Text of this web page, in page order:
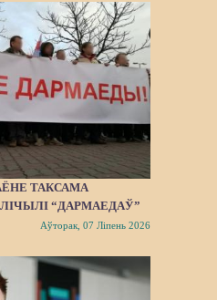
ТАКСАМА
“ДАРМАЕДАЎ”
Аўторак, 07 Ліпень 2026